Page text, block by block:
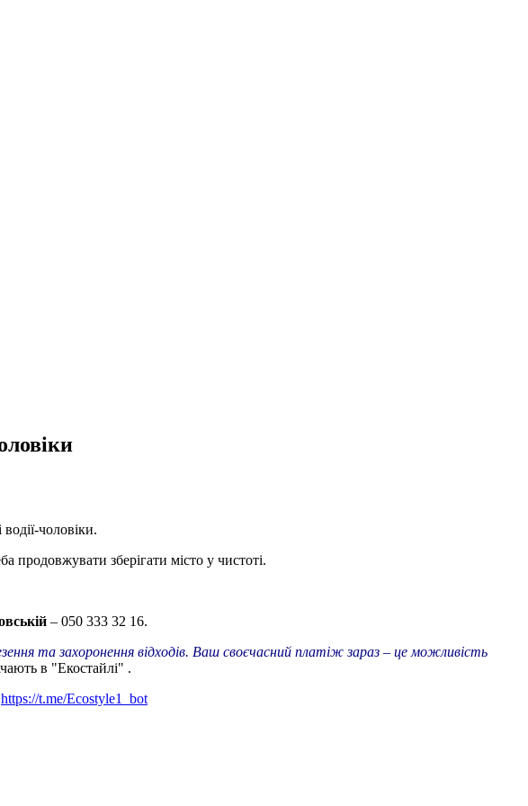
чоловіки.
продовжувати зберігати місто у чистоті.
– 050 333 32 16.
та захоронення відходів. Ваш своєчасний платіж зараз – це можливість
в "Екостайлі" .
https://t.me/Ecostyle1_bot